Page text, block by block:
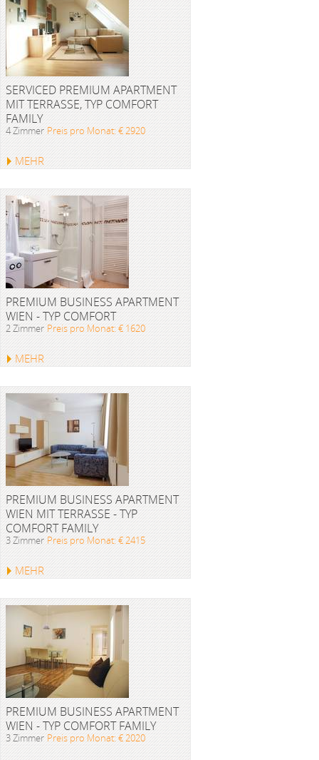
SERVICED PREMIUM APARTMENT
MIT TERRASSE, TYP COMFORT
FAMILY
4 Zimmer Preis pro Monat: € 2920
MEHR
PREMIUM BUSINESS APARTMENT
WIEN - TYP COMFORT
2 Zimmer Preis pro Monat: € 1620
MEHR
PREMIUM BUSINESS APARTMENT
WIEN MIT TERRASSE - TYP
COMFORT FAMILY
3 Zimmer Preis pro Monat: € 2415
MEHR
PREMIUM BUSINESS APARTMENT
WIEN - TYP COMFORT FAMILY
3 Zimmer Preis pro Monat: € 2020